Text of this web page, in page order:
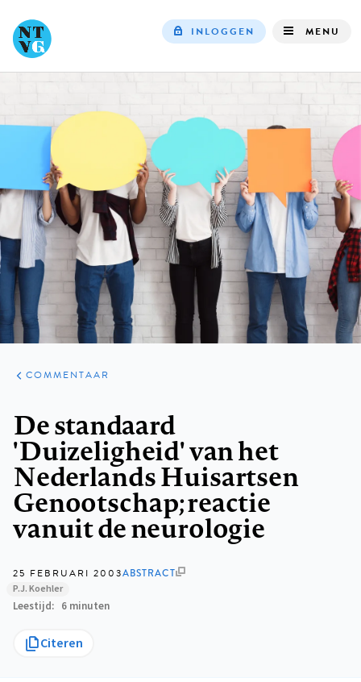
navigation
INLOGGEN MENU
ARTIKELEN
OPINIE
COMMENTAAR
De standaard
'Duizeligheid' van het
Nederlands Huisartsen
Genootschap; reactie
vanuit de neurologie
25 FEBRUARI 2003ABSTRACT
P.J. Koehler
Leestijd 6 minuten
Citeren